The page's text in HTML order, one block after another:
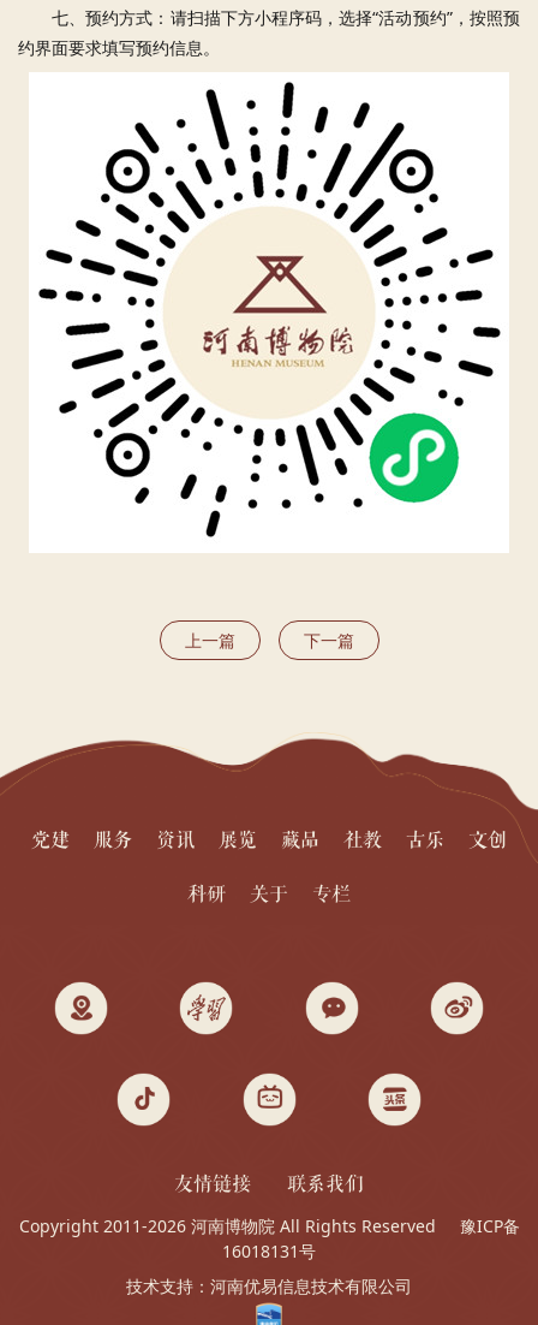
七、预约方式：请扫描下方小程序码，选择“活动预约”，按照预
约界面要求填写预约信息。
上一篇 下一篇
党建 服务 资讯 展览 藏品 社教 古乐 文创
科研 关于 专栏
友情链接 联系我们
Copyright 2011-2026 河南博物院 All Rights Reserved
豫ICP备
16018131号
技术支持： 河南优易信息技术有限公司